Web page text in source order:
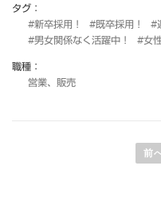
タグ：
#新卒採用！
#既卒採用！ #
#男女関係なく活躍中！
#女
職種：
営業、販売
前